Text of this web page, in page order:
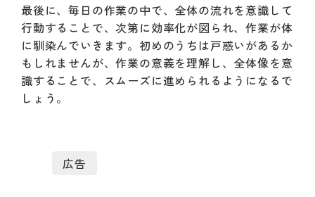
最後に、毎日の作業の中で、全体の流れを意識して
行動することで、次第に効率化が図られ、作業が体
に馴染んでいきます。初めのうちは戸惑いがあるか
もしれませんが、作業の意義を理解し、全体像を意
識することで、スムーズに進められるようになるで
しょう。
広告